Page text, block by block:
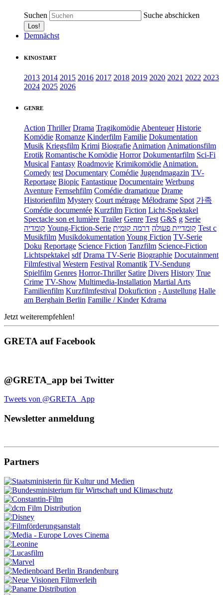
Suchen Suche abschicken
Demnächst
KINOSTART
2013 2014 2015 2016 2017 2018 2019 2020 2021 2022 2023
2024 2025 2026
GENRE
Action Thriller Drama TragikomödieAbenteuer Historie
Komödie Romanze Kinderfilm Familie Dokumentation
Musik Kriegsfilm Krimi BiografieAnimationAnimationsfilm
Erotik Romantische Komödie Horror Dokumentarfilm Sci-Fi
Musical Fantasy Roadmovie KrimikomödieAnimation.
Comedy test Documentary Comédie Jugendmagazin TV-
Reportage Biopic Fantastique Documentaire Werbung
Aventure Fernsehfilm Comédie dramatique Drame
Historienfilm Mystery Court métrage Mélodrame Spot 가족
Comédie documentée Kurzfilm Fiction Licht-Spektakel
Spectacle son et lumière Trailer Genre Test G&S g Serie
קומדיה Young-Fiction-Serie קומדיית פעולה דרמה קומית
Test c
Musikfilm MusikdokumentationYoung Fiction TV-Serie
Doku Reportage Science Fiction Tanzfilm Science-Fiction
Lichtspektakel sdf Drama TV-Serie Biographie Docutainment
Filmfestival Western Festival Romantik TV-Sendung
Spielfilm Genres Horror-Thriller Satire Divers History True
Crime TV-Show Multimedia-Installation Martial Arts
Familienfilm Kurzfilmfestival Dokufiction -Austellung Halle
am Berghain Berlin Familie / Kinder Kdrama
Jetzt weiterempfehlen!
GRETA auf Facebook
@GRETA_app bei Twitter
Tweets von @GRETA_App
Newsletter anmeldung
Partners